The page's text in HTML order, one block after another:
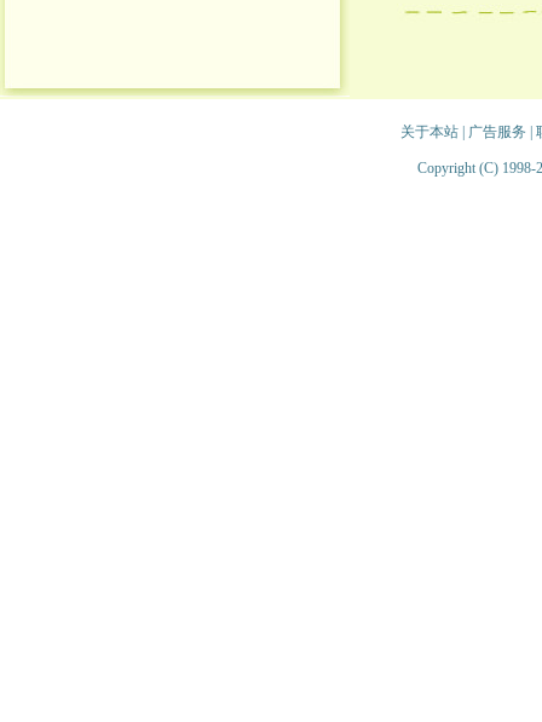
关于本站| 广告服务
Copyright (C) 1998-